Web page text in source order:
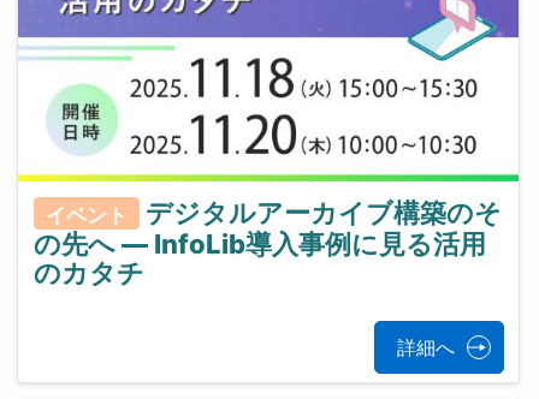
イベント
デジタルアーカイブ構築のそ
の先へ ― InfoLib導入事例に見る活用
のカタチ
詳細へ